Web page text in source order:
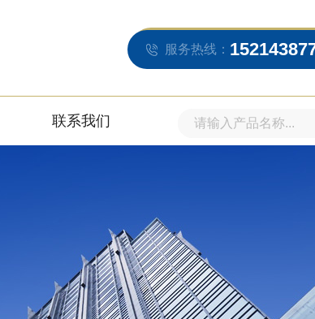
服务热线：
联系我们